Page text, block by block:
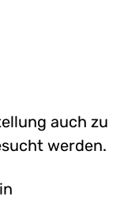
auch zu
werden.